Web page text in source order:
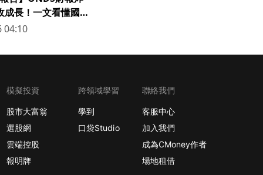
成長！一文看懂國防
04:10
模擬投資
股市大富翁
選股網
雲端控股
報明牌
跨領域學習
學到
口袋Studio
聯絡我們
客服中心
加入我們
成為CMoney作者
場地租借